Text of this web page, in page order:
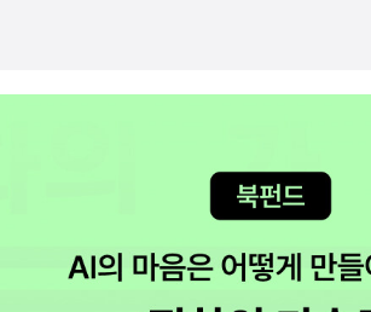
저마다 새롭고 눈부시게 저절로 피어난다. 집살
채 ‘튀는 글감’을 찾아나서며 ‘튀는 글재주’를
골할매가 남기는 ‘노래’에는 오직 “이야기를 들